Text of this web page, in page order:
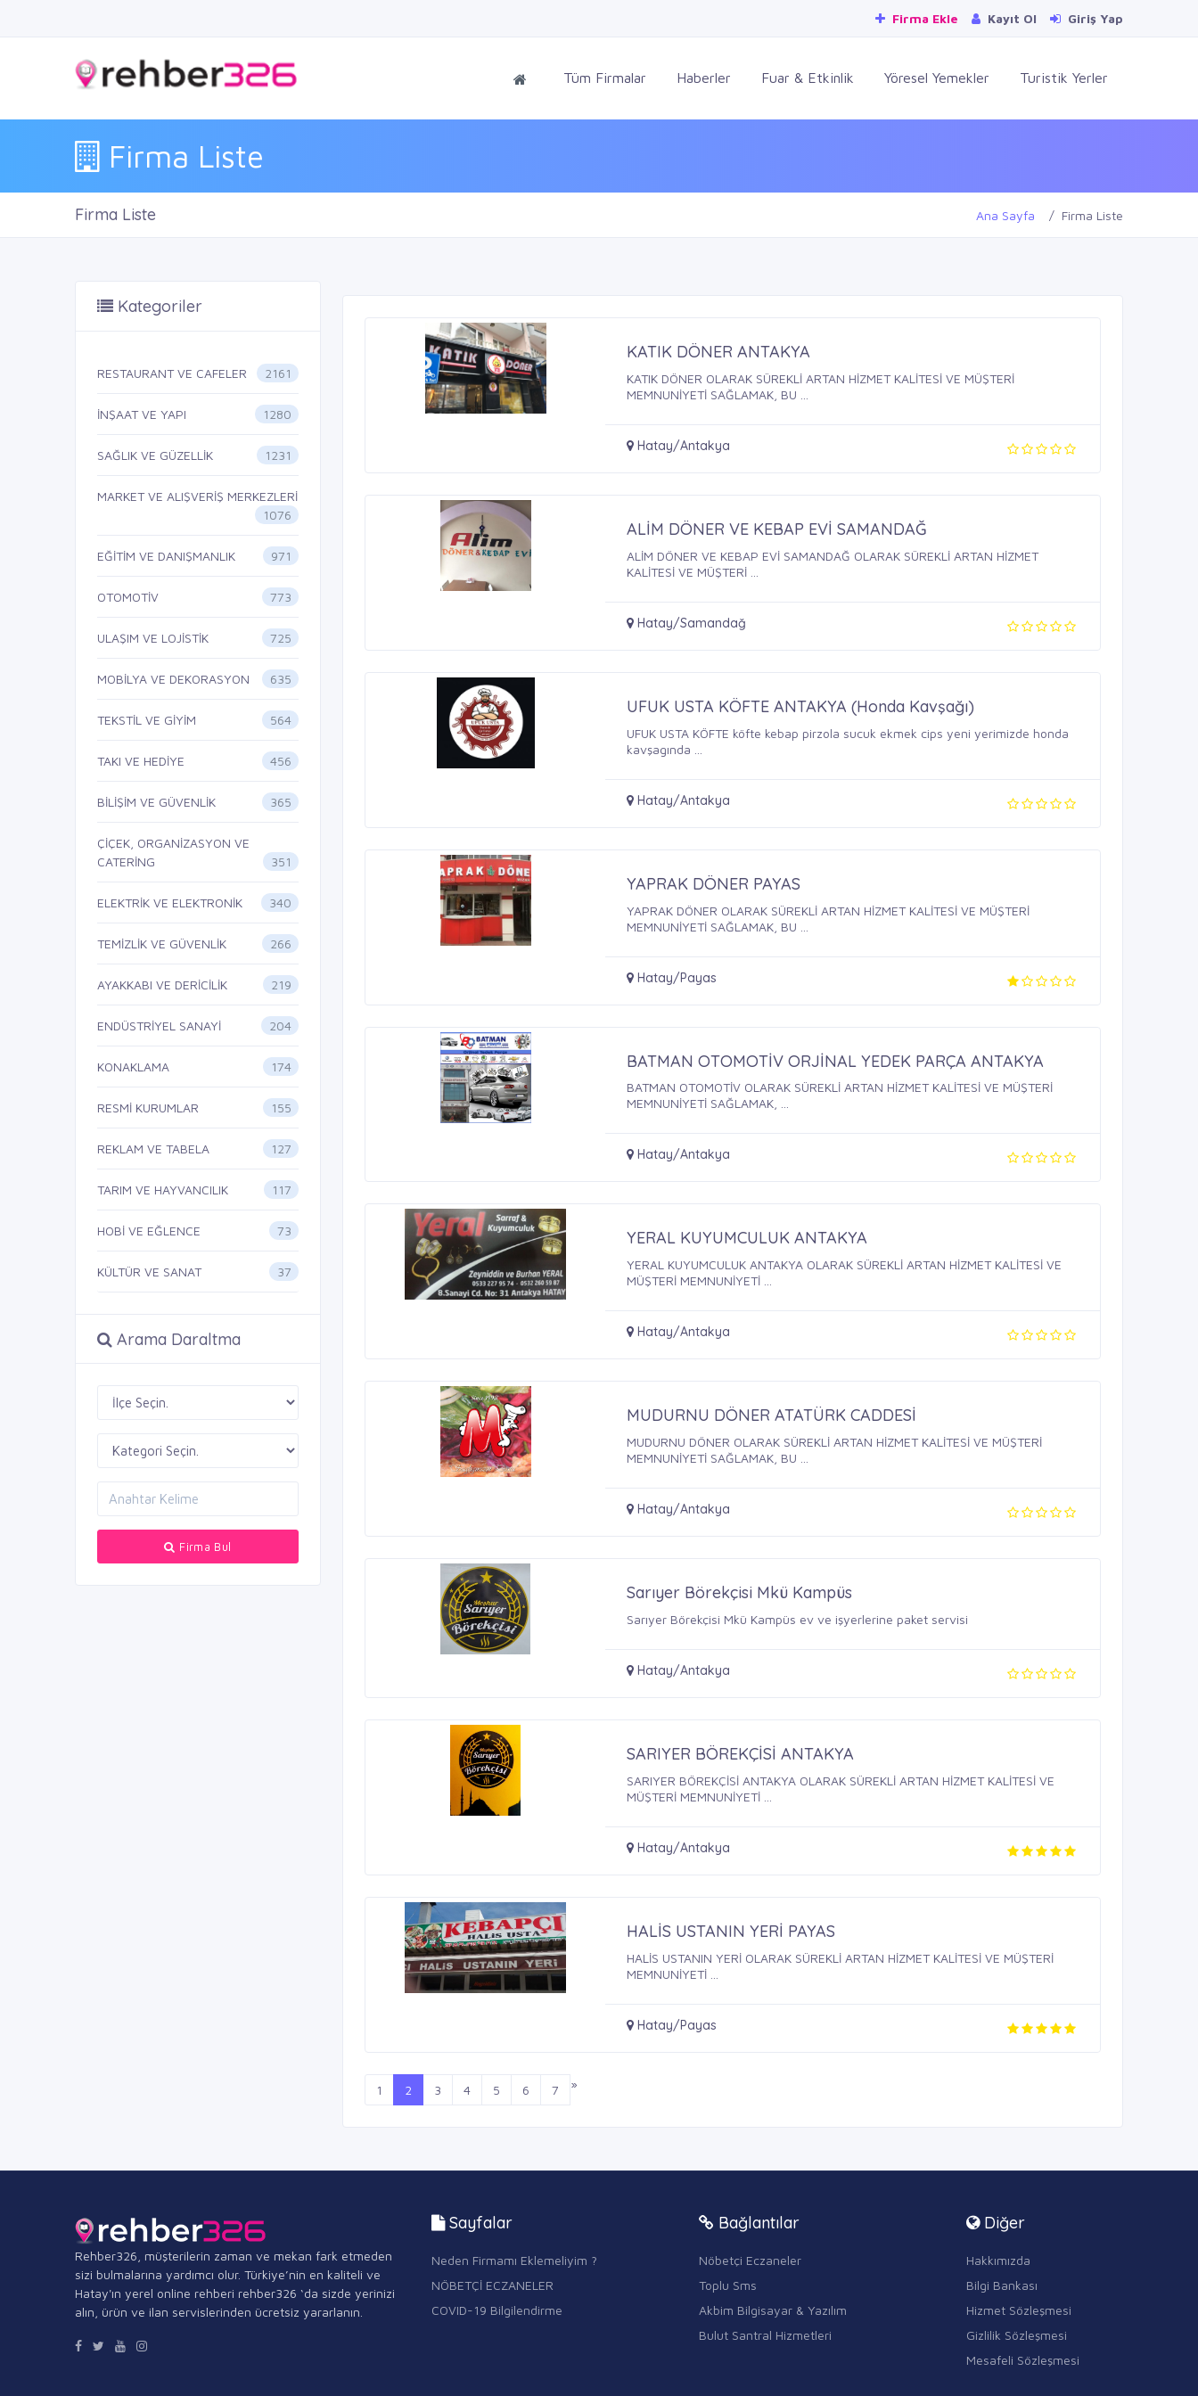
Firma Ekle Kayıt Ol Giriş Yap
Tüm Firmalar Haberler Fuar & Etkinlik Yöresel Yemekler Turistik Yerler
Firma Liste
Firma Liste Ana Sayfa Firma Liste
Kategoriler
RESTAURANT VE CAFELER 2161
İNŞAAT VE YAPI 1280
SAĞLIK VE GÜZELLİK 1231
MARKET VE ALIŞVERİŞ MERKEZLERİ
1076
EĞİTİM VE DANIŞMANLIK 971
OTOMOTİV 773
ULAŞIM VE LOJİSTİK 725
MOBİLYA VE DEKORASYON 635
TEKSTİL VE GİYİM 564
TAKI VE HEDİYE 456
BİLİŞİM VE GÜVENLİK 365
ÇİÇEK, ORGANİZASYON VE
CATERİNG
351
ELEKTRİK VE ELEKTRONİK 340
TEMİZLİK VE GÜVENLİK 266
AYAKKABI VE DERİCİLİK 219
ENDÜSTRİYEL SANAYİ 204
KONAKLAMA 174
RESMİ KURUMLAR 155
REKLAM VE TABELA 127
TARIM VE HAYVANCILIK 117
HOBİ VE EĞLENCE 73
KÜLTÜR VE SANAT 37
Arama Daraltma
Firma Bul
KATIK DÖNER ANTAKYA
KATIK DÖNER OLARAK SÜREKLİ ARTAN HİZMET KALİTESİ VE MÜŞTERİ
MEMNUNİYETİ SAĞLAMAK, BU ...
Hatay/Antakya
ALİM DÖNER VE KEBAP EVİ SAMANDAĞ
ALİM DÖNER VE KEBAP EVİ SAMANDAĞ OLARAK SÜREKLİ ARTAN HİZMET
KALİTESİ VE MÜŞTERİ ...
Hatay/Samandağ
UFUK USTA KÖFTE ANTAKYA (Honda Kavşağı)
UFUK USTA KÖFTE köfte kebap pirzola sucuk ekmek cips yeni yerimizde honda
kavşagında ...
Hatay/Antakya
YAPRAK DÖNER PAYAS
YAPRAK DÖNER OLARAK SÜREKLİ ARTAN HİZMET KALİTESİ VE MÜŞTERİ
MEMNUNİYETİ SAĞLAMAK, BU ...
Hatay/Payas
BATMAN OTOMOTİV ORJİNAL YEDEK PARÇA ANTAKYA
BATMAN OTOMOTİV OLARAK SÜREKLİ ARTAN HİZMET KALİTESİ VE MÜŞTERİ
MEMNUNİYETİ SAĞLAMAK, ...
Hatay/Antakya
YERAL KUYUMCULUK ANTAKYA
YERAL KUYUMCULUK ANTAKYA OLARAK SÜREKLİ ARTAN HİZMET KALİTESİ VE
MÜŞTERİ MEMNUNİYETİ ...
Hatay/Antakya
MUDURNU DÖNER ATATÜRK CADDESİ
MUDURNU DÖNER OLARAK SÜREKLİ ARTAN HİZMET KALİTESİ VE MÜŞTERİ
MEMNUNİYETİ SAĞLAMAK, BU ...
Hatay/Antakya
Sarıyer Börekçisi Mkü Kampüs
Sarıyer Börekçisi Mkü Kampüs ev ve işyerlerine paket servisi
Hatay/Antakya
SARIYER BÖREKÇİSİ ANTAKYA
SARIYER BÖREKÇİSİ ANTAKYA OLARAK SÜREKLİ ARTAN HİZMET KALİTESİ VE
MÜŞTERİ MEMNUNİYETİ ...
Hatay/Antakya
HALİS USTANIN YERİ PAYAS
HALİS USTANIN YERİ OLARAK SÜREKLİ ARTAN HİZMET KALİTESİ VE MÜŞTERİ
MEMNUNİYETİ ...
Hatay/Payas
1 2 3 4 5 6 7 »
Rehber326, müşterilerin zaman ve mekan fark etmeden
sizi bulmalarına yardımcı olur. Türkiye’nin en kaliteli ve
Hatay'ın yerel online rehberi rehber326 ‘da sizde yerinizi
alın, ürün ve ilan servislerinden ücretsiz yararlanın.
Sayfalar
Neden Firmamı Eklemeliyim ?
NÖBETÇİ ECZANELER
COVID-19 Bilgilendirme
Bağlantılar
Nöbetçi Eczaneler
Toplu Sms
Akbim Bilgisayar & Yazılım
Bulut Santral Hizmetleri
Diğer
Hakkımızda
Bilgi Bankası
Hizmet Sözleşmesi
Gizlilik Sözleşmesi
Mesafeli Sözleşmesi